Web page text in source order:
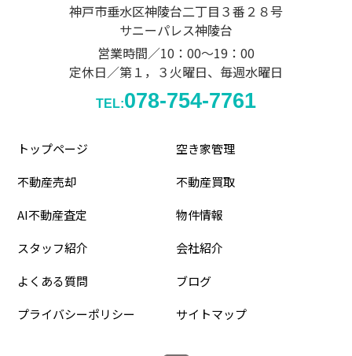
神戸市垂水区神陵台二丁目３番２８号
サニーパレス神陵台
営業時間／10：00～19：00
定休日／第１，３火曜日、毎週水曜日
TEL:078-754-7761
トップページ
空き家管理
不動産売却
不動産買取
AI不動産査定
物件情報
スタッフ紹介
会社紹介
よくある質問
ブログ
プライバシーポリシー
サイトマップ